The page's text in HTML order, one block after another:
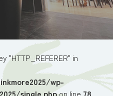
"HTTP_REFERER" in
wp-
single.phpon line 78